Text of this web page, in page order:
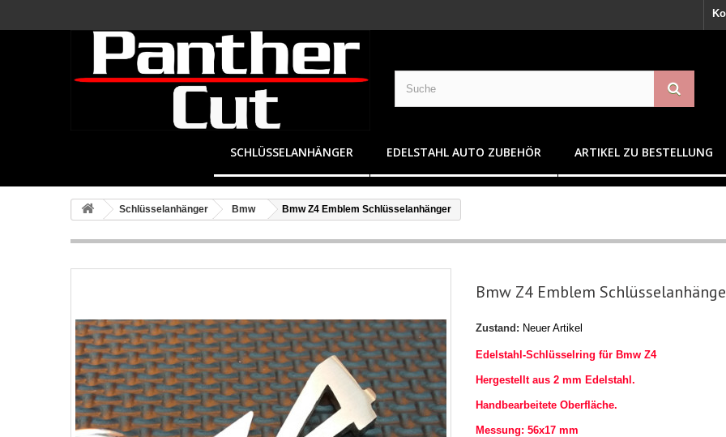
SCHLÜSSELANHÄNGER EDELSTAHL AUTO ZUBEHÖR ARTIKEL ZU BESTELLUNG
Schlüsselanhänger Bmw Bmw Z4 Emblem Schlüsselanhänger
Bmw Z4 Emblem
Zustand: Neuer Artikel
Edelstahl-Schlüsselring für Bmw Z4
Hergestellt aus 2 mm Edelstahl.
Handbearbeitete Oberfläche.
Messung: 56x17 mm